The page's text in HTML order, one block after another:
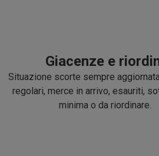
Giacenze e
Situazione scorte sempre
regolari, merce in arrivo, esauriti,
minima o da riordinare.